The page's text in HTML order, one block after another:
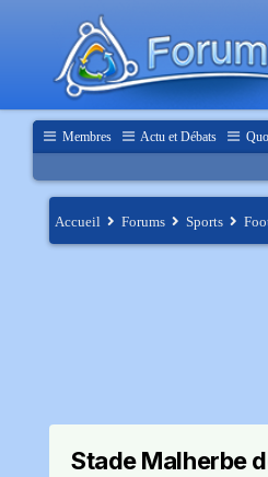
Membres Actu et Débats
Accueil Forums Sports
Stade Malherbe